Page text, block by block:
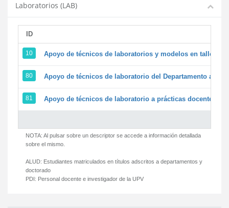
Laboratorios (LAB)
ID
10 Apoyo de técnicos de laboratorios y modelos en
80 Apoyo de técnicos de laboratorio del Departamento a la
81 Apoyo de técnicos de laboratorio a prácticas docentes y
NOTA: Al pulsar sobre un descriptor se accede a información detallada
sobre el mismo.
ALUD: Estudiantes matriculados en títulos adscritos a departamentos y
doctorado
PDI: Personal docente e investigador de la UPV